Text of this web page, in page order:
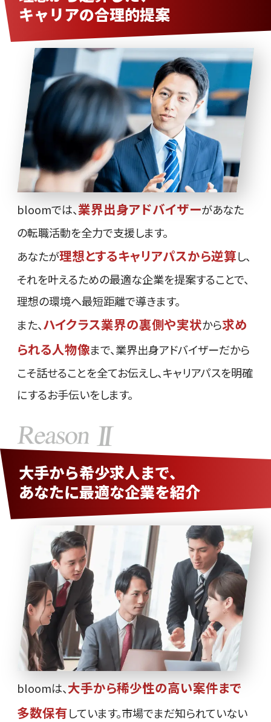
キャリアの合理的提案
bloomでは、業界出身アドバイザーがあなた
の転職活動を全力で支援します。
あなたが理想とするキャリアパスから逆算し、
それを叶えるための最適な企業を提案することで、
理想の環境へ最短距離で導きます。
また、ハイクラス業界の裏側や実状から求め
られる人物像まで、業界出身アドバイザーだから
こそ話せることを全てお伝えし、キャリアパスを明確
にするお手伝いをします。
大手から希少求人まで、
あなたに最適な企業を紹介
bloomは、大手から稀少性の高い案件まで
多数保有しています。市場でまだ知られていない